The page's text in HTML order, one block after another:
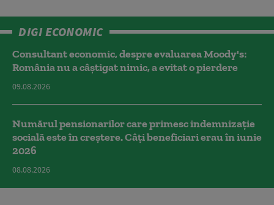
DIGI ECONOMIC
Consultant economic, despre evaluarea Moody's:
România nu a câştigat nimic, a evitat o pierdere
09.08.2026
Numărul pensionarilor care primesc indemnizaţie
socială este în creștere. Câți beneficiari erau în iunie
2026
08.08.2026